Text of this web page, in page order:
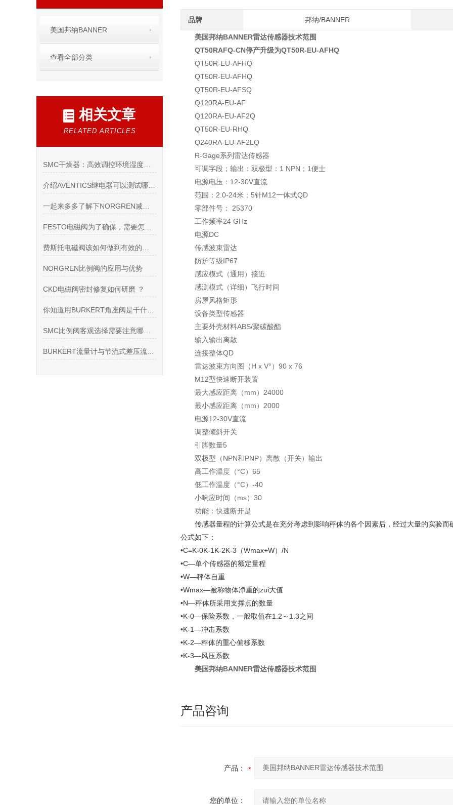
美国邦纳BANNER
查看全部分类
相关文章
RELATED ARTICLES
NORGREN比例阀的应用与优势
CKD电磁阀密封修复如何研磨 ？
品牌 邦纳/BANNER
美国邦纳BANNER雷达传感器技术范围
QT50RAFQ-CN停产升级为QT50R-EU-AFHQ
QT50R-EU-AFHQ
QT50R-EU-AFHQ
QT50R-EU-AFSQ
Q120RA-EU-AF
Q120RA-EU-AF2Q
QT50R-EU-RHQ
Q240RA-EU-AF2LQ
R-Gage系列雷达传感器
可调字段；输出：双极型：1 NPN；1便士
电源电压：12-30V直流
范围：2.0-24米；5针M12一体式QD
零部件号： 25370
工作频率24 GHz
电源DC
传感波束雷达
防护等级IP67
感应模式（通用）接近
感测模式（详细）飞行时间
房屋风格矩形
设备类型传感器
主要外壳材料ABS/聚碳酸酯
输入输出离散
连接整体QD
雷达波束方向图（H x V°）90 x 76
M12型快速断开装置
最大感应距离（mm）24000
最小感应距离（mm）2000
电源12-30V直流
调整倾斜开关
引脚数量5
双极型（NPN和PNP）离散（开关）输出
高工作温度（°C）65
低工作温度（°C）-40
小响应时间（ms）30
功能：快速断开是
传感器量程的计算公式是在充分考虑到影响秤体的各个因素后，经过大量的实验而
公式如下：
•C=K-0K-1K-2K-3（Wmax+W）/N
•C—单个传感器的额定量程
•W—秤体自重
•Wmax—被称物体净重的zui大值
•N—秤体所采用支撑点的数量
•K-0—保险系数，一般取值在1.2～1.3之间
•K-1—冲击系数
•K-2—秤体的重心偏移系数
•K-3—风压系数
美国邦纳BANNER雷达传感器技术范围
产品咨询
产品：
您的单位：